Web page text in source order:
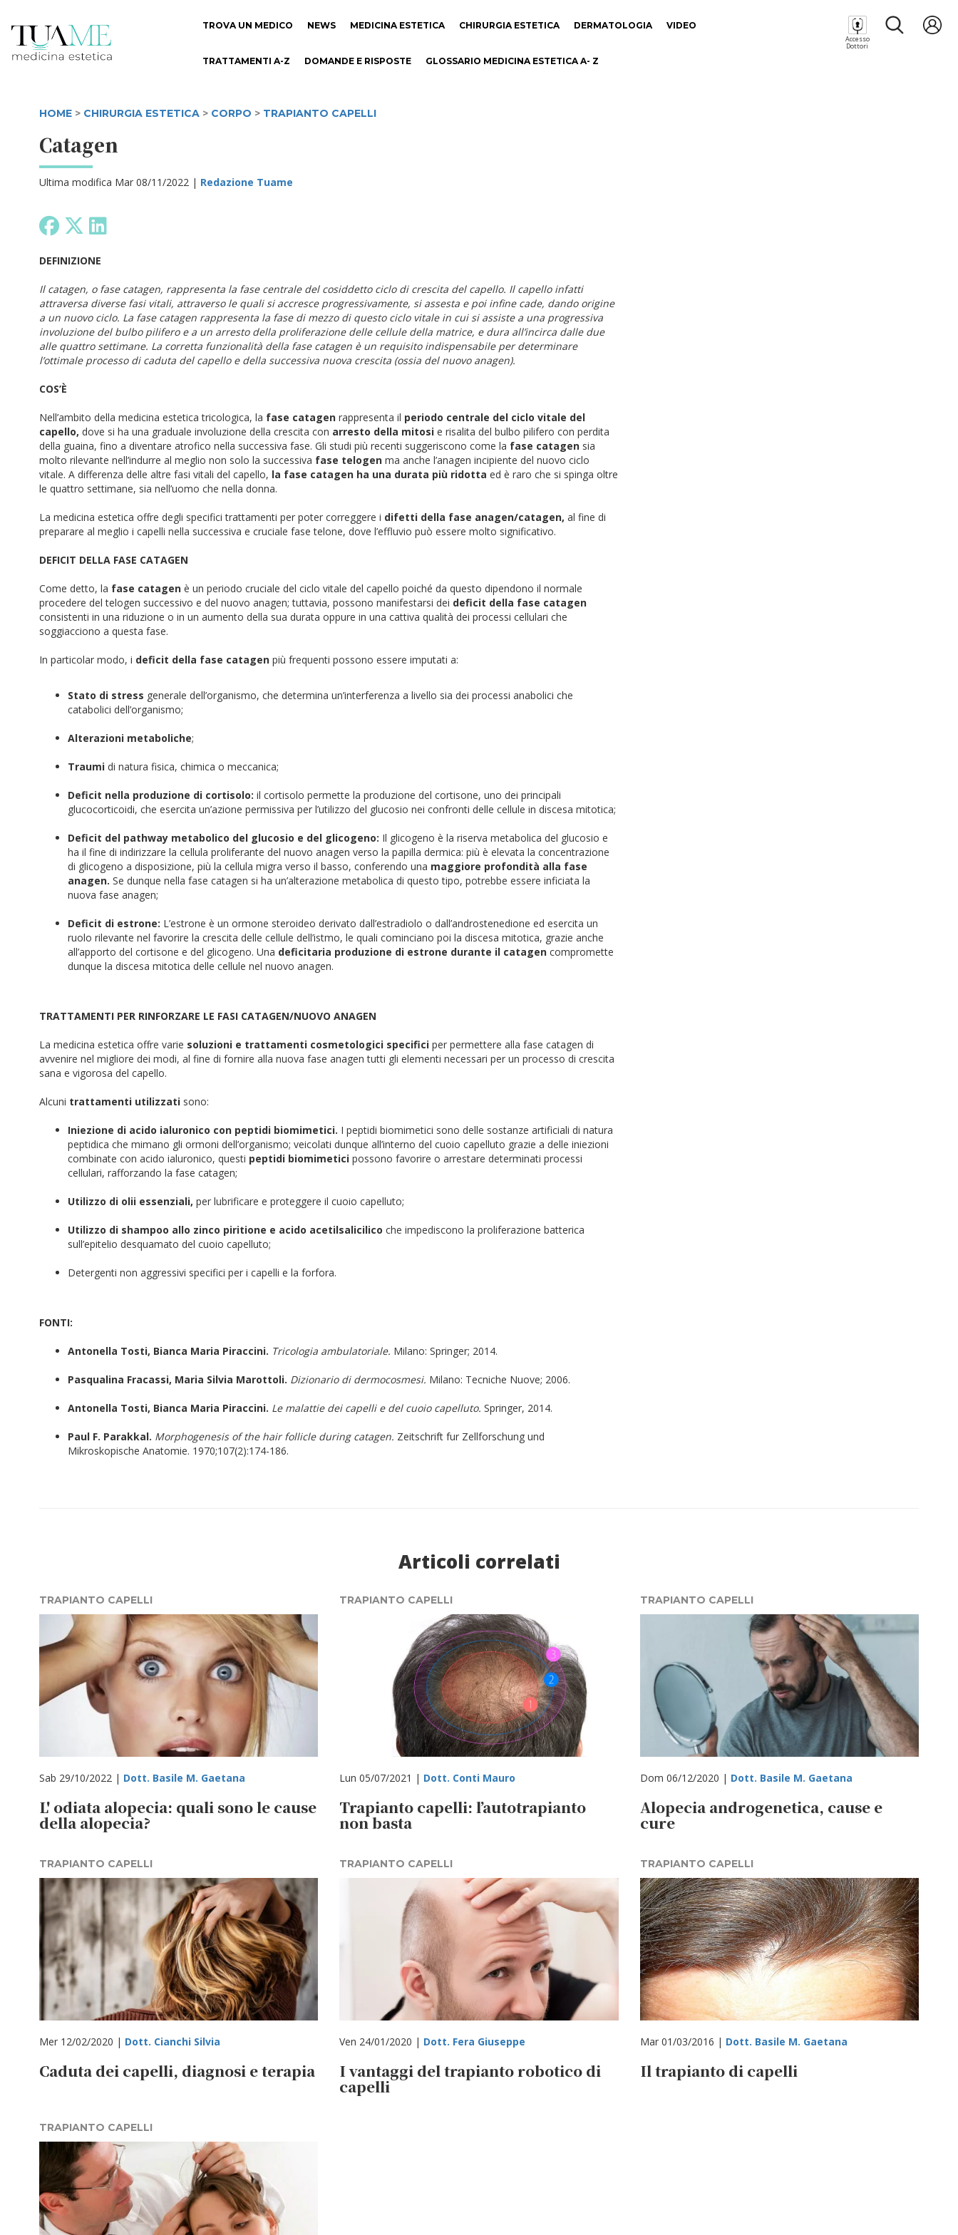
TROVA UN MEDICO NEWS MEDICINA ESTETICA CHIRURGIA ESTETICA DERMATOLOGIA VIDEO
TRATTAMENTI A-Z DOMANDE E RISPOSTE GLOSSARIO MEDICINA ESTETICA A- Z
Accesso
Dottori
HOME > CHIRURGIA ESTETICA > CORPO > TRAPIANTO CAPELLI
Catagen
Ultima modifica Mar 08/11/2022 | Redazione Tuame
DEFINIZIONE
Il catagen, o fase catagen, rappresenta la fase centrale del cosiddetto ciclo di crescita del capello. Il capello infatti
attraversa diverse fasi vitali, attraverso le quali si accresce progressivamente, si assesta e poi infine cade, dando origine
a un nuovo ciclo. La fase catagen rappresenta la fase di mezzo di questo ciclo vitale in cui si assiste a una progressiva
involuzione del bulbo pilifero e a un arresto della proliferazione delle cellule della matrice, e dura all’incirca dalle due
alle quattro settimane. La corretta funzionalità della fase catagen è un requisito indispensabile per determinare
l’ottimale processo di caduta del capello e della successiva nuova crescita (ossia del nuovo anagen).
COS’È
Nell’ambito della medicina estetica tricologica, la fase catagen rappresenta il periodo centrale del ciclo vitale del
capello, dove si ha una graduale involuzione della crescita con arresto della mitosi e risalita del bulbo pilifero con perdita
della guaina, fino a diventare atrofico nella successiva fase. Gli studi più recenti suggeriscono come la fase catagen sia
molto rilevante nell’indurre al meglio non solo la successiva fase telogen ma anche l’anagen incipiente del nuovo ciclo
vitale. A differenza delle altre fasi vitali del capello, la fase catagen ha una durata più ridotta ed è raro che si spinga oltre
le quattro settimane, sia nell’uomo che nella donna.
La medicina estetica offre degli specifici trattamenti per poter correggere i difetti della fase anagen/catagen, al fine di
preparare al meglio i capelli nella successiva e cruciale fase telone, dove l’effluvio può essere molto significativo.
DEFICIT DELLA FASE CATAGEN
Come detto, la fase catagen è un periodo cruciale del ciclo vitale del capello poiché da questo dipendono il normale
procedere del telogen successivo e del nuovo anagen; tuttavia, possono manifestarsi dei deficit della fase catagen
consistenti in una riduzione o in un aumento della sua durata oppure in una cattiva qualità dei processi cellulari che
soggiacciono a questa fase.
In particolar modo, i deficit della fase catagen più frequenti possono essere imputati a:
Stato di stress generale dell’organismo, che determina un’interferenza a livello sia dei processi anabolici che
catabolici dell’organismo;
Alterazioni metaboliche;
Traumi di natura fisica, chimica o meccanica;
Deficit nella produzione di cortisolo: il cortisolo permette la produzione del cortisone, uno dei principali
glucocorticoidi, che esercita un’azione permissiva per l’utilizzo del glucosio nei confronti delle cellule in discesa mitotica;
Deficit del pathway metabolico del glucosio e del glicogeno: Il glicogeno è la riserva metabolica del glucosio e
ha il fine di indirizzare la cellula proliferante del nuovo anagen verso la papilla dermica: più è elevata la concentrazione
di glicogeno a disposizione, più la cellula migra verso il basso, conferendo una maggiore profondità alla fase
anagen. Se dunque nella fase catagen si ha un’alterazione metabolica di questo tipo, potrebbe essere inficiata la
nuova fase anagen;
Deficit di estrone: L’estrone è un ormone steroideo derivato dall’estradiolo o dall’androstenedione ed esercita un
ruolo rilevante nel favorire la crescita delle cellule dell’istmo, le quali cominciano poi la discesa mitotica, grazie anche
all’apporto del cortisone e del glicogeno. Una deficitaria produzione di estrone durante il catagen compromette
dunque la discesa mitotica delle cellule nel nuovo anagen.
TRATTAMENTI PER RINFORZARE LE FASI CATAGEN/NUOVO ANAGEN
La medicina estetica offre varie soluzioni e trattamenti cosmetologici specifici per permettere alla fase catagen di
avvenire nel migliore dei modi, al fine di fornire alla nuova fase anagen tutti gli elementi necessari per un processo di crescita
sana e vigorosa del capello.
Alcuni trattamenti utilizzati sono:
Iniezione di acido ialuronico con peptidi biomimetici. I peptidi biomimetici sono delle sostanze artificiali di natura
peptidica che mimano gli ormoni dell’organismo; veicolati dunque all’interno del cuoio capelluto grazie a delle iniezioni
combinate con acido ialuronico, questi peptidi biomimetici possono favorire o arrestare determinati processi
cellulari, rafforzando la fase catagen;
Utilizzo di olii essenziali, per lubrificare e proteggere il cuoio capelluto;
Utilizzo di shampoo allo zinco piritione e acido acetilsalicilico che impediscono la proliferazione batterica
sull’epitelio desquamato del cuoio capelluto;
Detergenti non aggressivi specifici per i capelli e la forfora.
FONTI:
Antonella Tosti, Bianca Maria Piraccini. Tricologia ambulatoriale. Milano: Springer; 2014.
Pasqualina Fracassi, Maria Silvia Marottoli. Dizionario di dermocosmesi. Milano: Tecniche Nuove; 2006.
Antonella Tosti, Bianca Maria Piraccini. Le malattie dei capelli e del cuoio capelluto. Springer, 2014.
Paul F. Parakkal. Morphogenesis of the hair follicle during catagen. Zeitschrift fur Zellforschung und
Mikroskopische Anatomie. 1970;107(2):174-186.
Articoli correlati
TRAPIANTO CAPELLI
Sab 29/10/2022 | Dott. Basile M. Gaetana
L' odiata alopecia: quali sono le cause
della alopecia?
TRAPIANTO CAPELLI
Lun 05/07/2021 | Dott. Conti Mauro
Trapianto capelli: l’autotrapianto
non basta
TRAPIANTO CAPELLI
Dom 06/12/2020 | Dott. Basile M. Gaetana
Alopecia androgenetica, cause e
cure
TRAPIANTO CAPELLI
Mer 12/02/2020 | Dott. Cianchi Silvia
Caduta dei capelli, diagnosi e terapia
TRAPIANTO CAPELLI
Ven 24/01/2020 | Dott. Fera Giuseppe
I vantaggi del trapianto robotico di
capelli
TRAPIANTO CAPELLI
Mar 01/03/2016 | Dott. Basile M. Gaetana
Il trapianto di capelli
TRAPIANTO CAPELLI